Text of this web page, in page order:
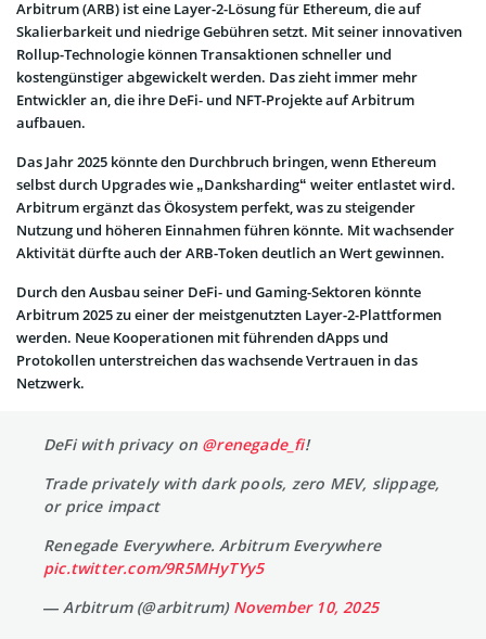
Arbitrum (ARB) ist eine Layer-2-Lösung für Ethereum, die auf
Skalierbarkeit und niedrige Gebühren setzt. Mit seiner innovativen
Rollup-Technologie können Transaktionen schneller und
kostengünstiger abgewickelt werden. Das zieht immer mehr
Entwickler an, die ihre DeFi- und NFT-Projekte auf Arbitrum
aufbauen.
Das Jahr 2025 könnte den Durchbruch bringen, wenn Ethereum
selbst durch Upgrades wie „Danksharding“ weiter entlastet wird.
Arbitrum ergänzt das Ökosystem perfekt, was zu steigender
Nutzung und höheren Einnahmen führen könnte. Mit wachsender
Aktivität dürfte auch der ARB-Token deutlich an Wert gewinnen.
Durch den Ausbau seiner DeFi- und Gaming-Sektoren könnte
Arbitrum 2025 zu einer der meistgenutzten Layer-2-Plattformen
werden. Neue Kooperationen mit führenden dApps und
Protokollen unterstreichen das wachsende Vertrauen in das
Netzwerk.
DeFi with privacy on @renegade_fi!
Trade privately with dark pools, zero MEV, slippage,
or price impact
Renegade Everywhere. Arbitrum Everywhere
pic.twitter.com/9R5MHyTYy5
— Arbitrum (@arbitrum) November 10, 2025